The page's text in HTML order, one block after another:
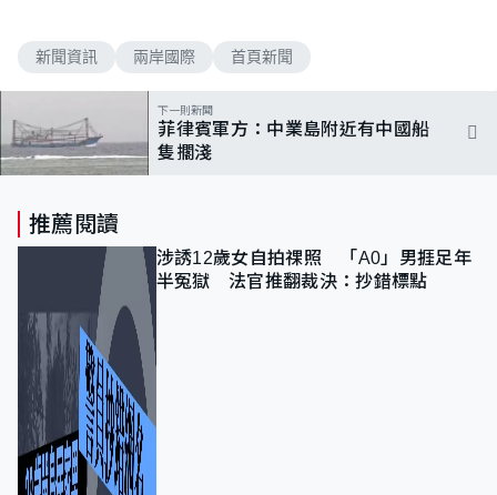
新聞資訊 兩岸國際 首頁新聞
下一則新聞
菲律賓軍方：中業島附近有中國船
隻擱淺
推薦閱讀
涉誘12歲女自拍祼照 「A0」男捱足年
半冤獄 法官推翻裁決：抄錯標點